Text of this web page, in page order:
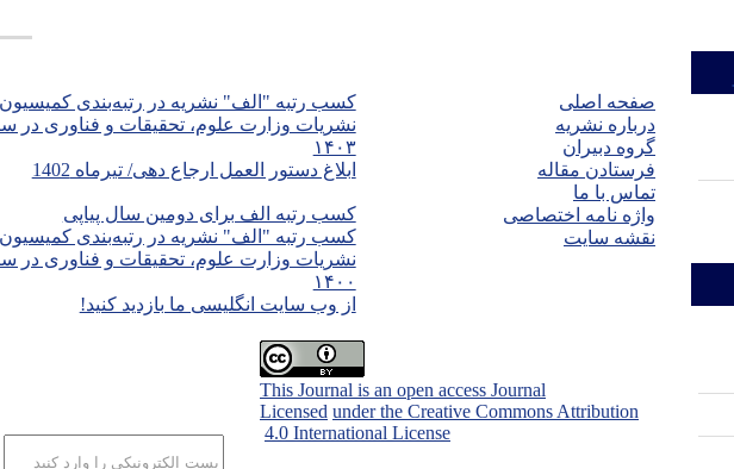
صفحه اصلی
درباره نشریه
گروه دبیران
فرستادن مقاله
تماس با ما
واژه نامه اختصاصی
نقشه سایت
کسب رتبه "الف" نشریه در رتبه‌بندی کمیسیون
نشریات وزارت علوم، تحقیقات و فناوری در
۱۴۰۳
ابلاغ دستور العمل ارجاع دهی/ تیرماه 1402
کسب رتبه الف برای دومین سال پیاپی
کسب رتبه "الف" نشریه در رتبه‌بندی کمیسیون
نشریات وزارت علوم، تحقیقات و فناوری در
۱۴۰۰
از وب سایت انگلیسی ما بازدید کنید!
This Journal is an open access Journal
Licensed under the Creative Commons Attribution
4.0 International License